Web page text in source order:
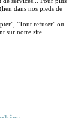
dans nos pieds de
"Tout refuser" ou
sur notre site.